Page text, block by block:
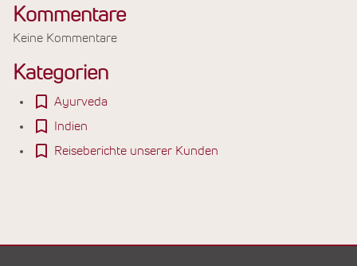
Kommentare
Keine Kommentare
Kategorien
Ayurveda
Indien
Reiseberichte unserer Kunden